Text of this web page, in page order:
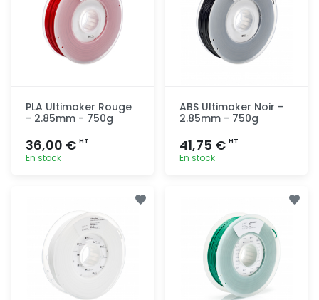
PLA Ultimaker Rouge
- 2.85mm - 750g
36,00 € HT
En stock
ABS Ultimaker Noir -
2.85mm - 750g
41,75 € HT
En stock